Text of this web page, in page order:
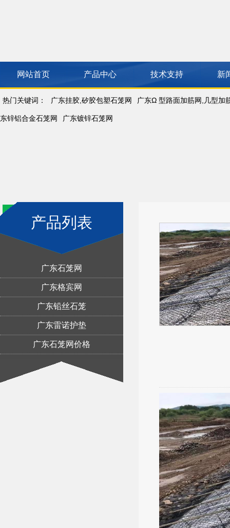
网站首页 产品中心 技术支持 新
热门关键词： 广东挂胶,矽胶包塑石笼网 广东Ω 型路面加筋网,几型加
东锌铝合金石笼网 广东镀锌石笼网
产品列表
广东石笼网
广东格宾网
广东铅丝石笼
广东雷诺护垫
广东石笼网价格